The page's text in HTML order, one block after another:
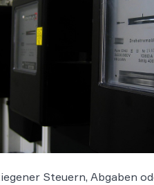
Steuern, Abgaben